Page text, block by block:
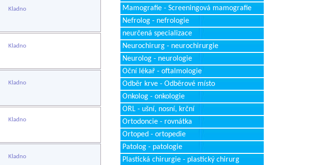
Kladno
Kladno
Kladno
Kladno
Kladno
Mamografie - Screeningová mamografie
Nefrolog - nefrologie
neurčená specializace
Neurochirurg - neurochirurgie
Neurolog - neurologie
Oční lékař - oftalmologie
Odběr krve - Odběrové místo
Onkolog - onkologie
ORL - ušní, nosní, krční
Ortodoncie - rovnátka
Ortoped - ortopedie
Patolog - patologie
Plastická chirurgie - plastický chirurg